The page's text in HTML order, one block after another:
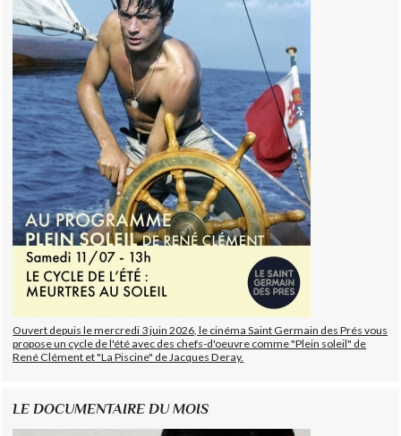
Ouvert depuis le mercredi 3 juin 2026, le cinéma Saint Germain des Prés vous
propose un cycle de l'été avec des chefs-d'oeuvre comme "Plein soleil" de
René Clément et "La Piscine" de Jacques Deray.
LE DOCUMENTAIRE DU MOIS